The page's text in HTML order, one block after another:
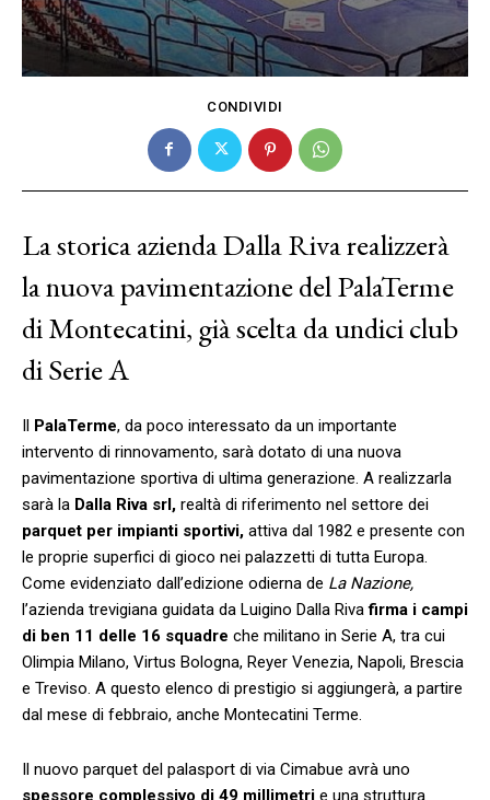
CONDIVIDI
La storica azienda Dalla Riva realizzerà
la nuova pavimentazione del PalaTerme
di Montecatini, già scelta da undici club
di Serie A
Il PalaTerme, da poco interessato da un importante
intervento di rinnovamento, sarà dotato di una nuova
pavimentazione sportiva di ultima generazione. A realizzarla
sarà la Dalla Riva srl, realtà di riferimento nel settore dei
parquet per impianti sportivi, attiva dal 1982 e presente con
le proprie superfici di gioco nei palazzetti di tutta Europa.
Come evidenziato dall’edizione odierna de La Nazione,
l’azienda trevigiana guidata da Luigino Dalla Rivafirma i campi
di ben 11 delle 16 squadre che militano in Serie A, tra cui
Olimpia Milano, Virtus Bologna, Reyer Venezia, Napoli, Brescia
e Treviso. A questo elenco di prestigio si aggiungerà, a partire
dal mese di febbraio, anche Montecatini Terme.
Il nuovo parquet del palasport di via Cimabue avrà uno
spessore complessivo di 49 millimetri e una struttura